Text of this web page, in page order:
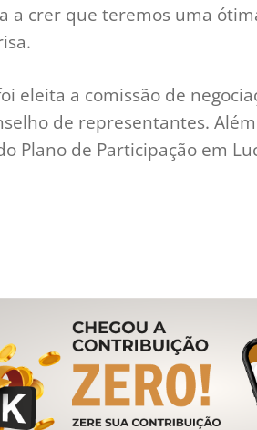
a crer que teremos uma
eleita a comissão de
de representantes.
Plano de Participação em